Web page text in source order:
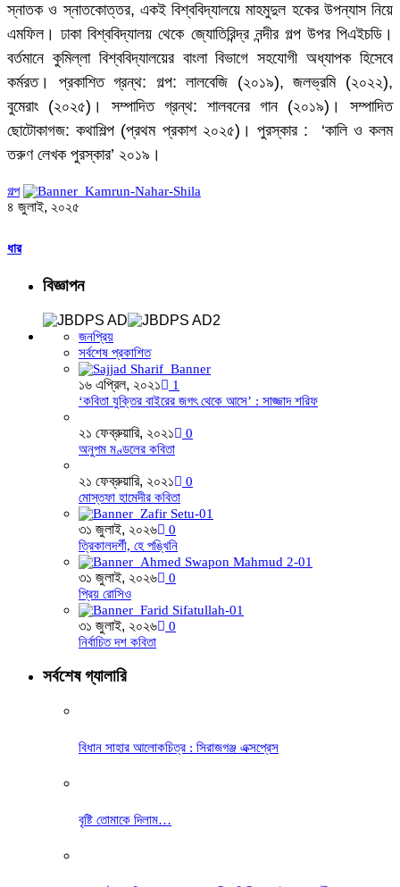
স্নাতক ও স্নাতকোত্তর, একই বিশ্ববিদ্যালয়ে মাহমুদুল হকের উপন্যাস নিয়ে
এমফিল। ঢাকা বিশ্ববিদ্যালয় থেকে জ্যোতিরিন্দ্র নন্দীর গল্প উপর পিএইচডি।
বর্তমানে কুমিল্লা বিশ্ববিদ্যালয়ের বাংলা বিভাগে সহযোগী অধ্যাপক হিসেবে
কর্মরত। প্রকাশিত গ্রন্থ: গল্প: লালবেজি (২০১৯), জলভ্রমি (২০২২),
বুমেরাং (২০২৫)। সম্পাদিত গ্রন্থ: শালবনের গান (২০১৯)। সম্পাদিত
ছোটোকাগজ: কথাশিল্প (প্রথম প্রকাশ ২০২৫)। পুরস্কার : ‘কালি ও কলম
তরুণ লেখক পুরস্কার’ ২০১৯।
গল্প
৪ জুলাই, ২০২৫
ধার
বিজ্ঞাপন
জনপ্রিয়
সর্বশেষ প্রকাশিত
১৬ এপ্রিল, ২০২১
1
‘কবিতা যুক্তির বাইরের জগৎ থেকে আসে’ : সাজ্জাদ শরিফ
২১ ফেব্রুয়ারি, ২০২১
0
অনুপম মণ্ডলের কবিতা
২১ ফেব্রুয়ারি, ২০২১
0
মোস্তফা হামেদীর কবিতা
৩১ জুলাই, ২০২৬
0
ত্রিকালদর্শী, হে পঙ্খিনি
৩১ জুলাই, ২০২৬
0
প্রিয় রোসিও
৩১ জুলাই, ২০২৬
0
নির্বাচিত দশ কবিতা
সর্বশেষ গ্যালারি
বিধান সাহার আলোকচিত্র : সিরাজগঞ্জ এক্সপ্রেস
বৃষ্টি তোমাকে দিলাম…